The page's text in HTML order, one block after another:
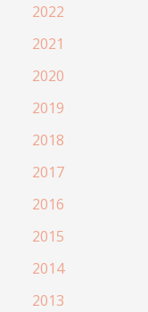
2022
2021
2020
2019
2018
2017
2016
2015
2014
2013